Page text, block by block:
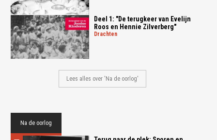
Deel 1: "De terugkeer van Evelijn
Roos en Hennie Zilverberg"
drachten
Lees alles over 'Na de oorlog'
Na de oorlog